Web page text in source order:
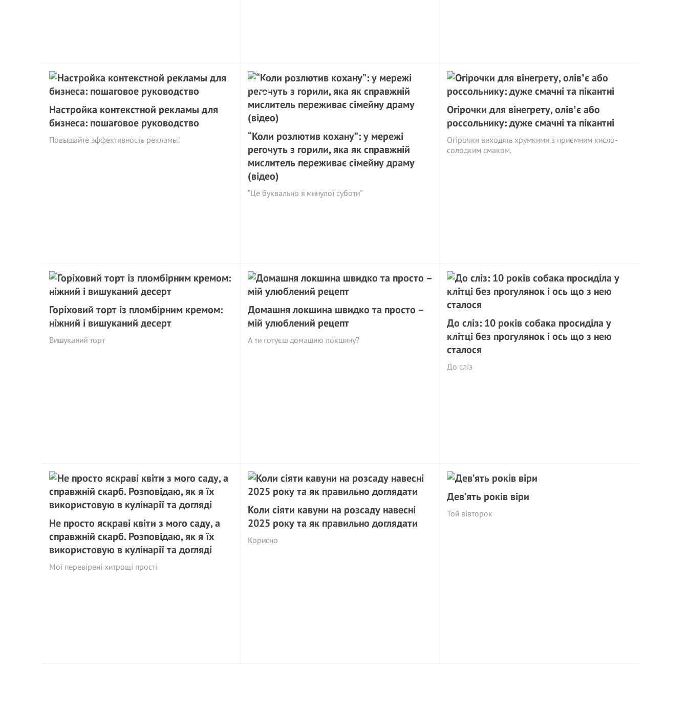
Настройка контекстной рекламы для
бизнеса: пошаговое руководство
Повышайте эффективность рекламы!
“Коли розлютив кохану”: у мережі
регочуть з горили, яка як справжній
мислитель переживає сімейну драму
(відео)
“Це буквально я минулої суботи”
Огірочки для вінегрету, олівʼє або
россольнику: дуже смачні та пікантні
Огірочки виходять хрумкими з приємним кисло-
солодким смаком.
Горіховий торт із пломбірним кремом:
ніжний і вишуканий десерт
Вишуканий торт
Домашня локшина швидко та просто –
мій улюблений рецепт
А ти готуєш домашню локшину?
До сліз: 10 років собака просиділа у
клітці без прогулянок і ось що з нею
сталося
До сліз
Не просто яскраві квіти з мого саду, а
справжній скарб. Розповідаю, як я їх
використовую в кулінарії та догляді
Мої перевірені хитрощі прості
Коли сіяти кавуни на розсаду навесні
2025 року та як правильно доглядати
Корисно
Дев’ять років віри
Той вівторок